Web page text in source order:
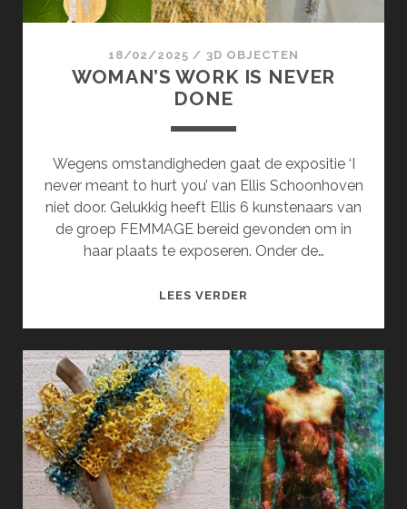
18/02/2025 / 3D OBJECTEN
WOMAN’S WORK IS NEVER
DONE
Wegens omstandigheden gaat de expositie ‘I
never meant to hurt you’ van Ellis Schoonhoven
niet door. Gelukkig heeft Ellis 6 kunstenaars van
de groep FEMMAGE bereid gevonden om in
haar plaats te exposeren. Onder de…
LEES VERDER
NEVER
DONE